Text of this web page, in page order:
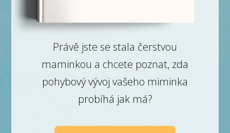
Právě jste se stala čerstvou
maminkou a chcete poznat, zda
pohybový vývoj vašeho miminka
probíhá jak má?